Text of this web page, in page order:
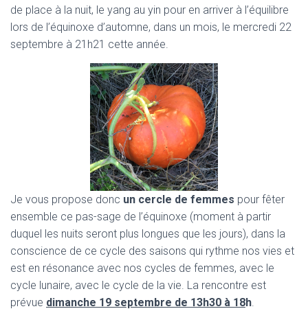
de place à la nuit, le yang au yin pour en arriver à l’équilibre
lors de l’équinoxe d’automne, dans un mois, le mercredi 22
septembre à 21h21 cette année.
Je vous propose donc un cercle de femmes pour fêter
ensemble ce pas-sage de l’équinoxe (moment à partir
duquel les nuits seront plus longues que les jours), dans la
conscience de ce cycle des saisons qui rythme nos vies et
est en résonance avec nos cycles de femmes, avec le
cycle lunaire, avec le cycle de la vie. La rencontre est
prévue dimanche 19 septembre de 13h30 à 18h.